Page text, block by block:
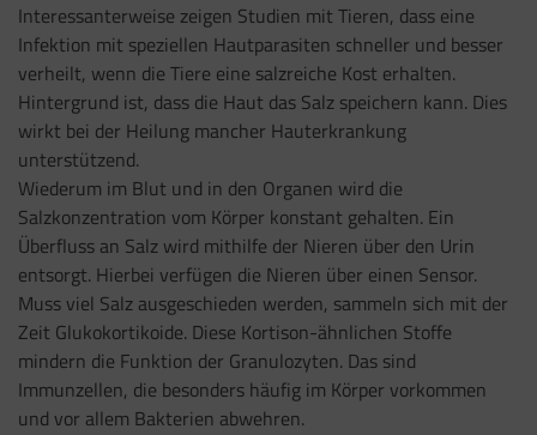
Interessanterweise zeigen Studien mit Tieren, dass eine
Infektion mit speziellen Hautparasiten schneller und besser
verheilt, wenn die Tiere eine salzreiche Kost erhalten.
Hintergrund ist, dass die Haut das Salz speichern kann. Dies
wirkt bei der Heilung mancher Hauterkrankung
unterstützend.
Wiederum im Blut und in den Organen wird die
Salzkonzentration vom Körper konstant gehalten. Ein
Überfluss an Salz wird mithilfe der Nieren über den Urin
entsorgt. Hierbei verfügen die Nieren über einen Sensor.
Muss viel Salz ausgeschieden werden, sammeln sich mit der
Zeit Glukokortikoide. Diese Kortison-ähnlichen Stoffe
mindern die Funktion der Granulozyten. Das sind
Immunzellen, die besonders häufig im Körper vorkommen
und vor allem Bakterien abwehren.